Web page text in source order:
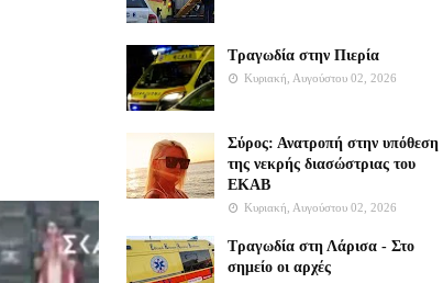
Τραγωδία στην Πιερία
Κυριακή, Αυγούστου 02, 2026
Σύρος: Ανατροπή στην υπόθεση
της νεκρής διασώστριας του
ΕΚΑΒ
Κυριακή, Αυγούστου 02, 2026
Τραγωδία στη Λάρισα - Στο
σημείο οι αρχές